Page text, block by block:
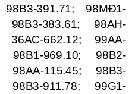
391.71; 98MÐ1-
98B3-383.61; 98AH-
36AC-662.12; 99AA-
98B1-969.10; 98B2-
98AA-115.45; 98B3-
98B3-911.78; 99G1-